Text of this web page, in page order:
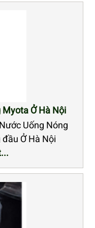
Ở Hà Nội
Uống Nóng
Ở Hà Nội